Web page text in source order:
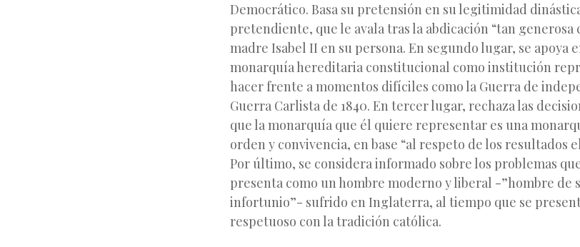
Democrático. Basa su pretensión en su legitimidad
pretendiente, que le avala tras la abdicación “tan
madre Isabel II en su persona. En segundo lugar, se apoya
monarquía hereditaria constitucional como institución
hacer frente a momentos difíciles como la Guerra de
Guerra Carlista de 1840. En tercer lugar, rechaza las
que la monarquía que él quiere representar es una
orden y convivencia, en base “al respeto de los resultados
Por último, se considera informado sobre los problemas
presenta como un hombre moderno y liberal -”hombre de
infortunio”- sufrido en Inglaterra, al tiempo que se
respetuoso con la tradición católica.